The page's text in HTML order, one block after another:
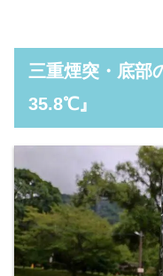
三重煙突・底部
35.8℃』